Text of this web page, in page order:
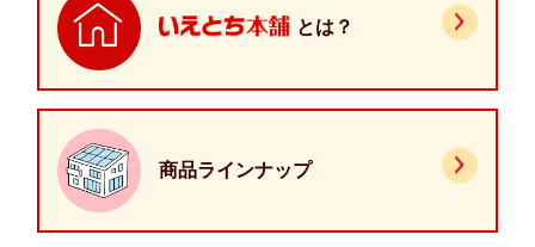
とは？
商品ラインナップ